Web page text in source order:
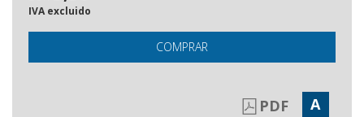
IVA excluido
COMPRAR
PDF A